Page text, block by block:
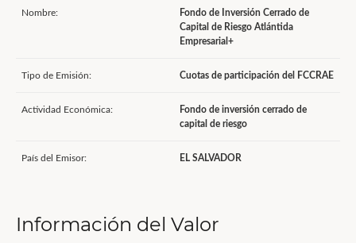
Nombre:
Fondo de Inversión Cerrado de
Capital de Riesgo Atlántida
Empresarial+
Tipo de Emisión: Cuotas de participación del FCCRAE
Actividad Económica:
Fondo de inversión cerrado de
capital de riesgo
País del Emisor: EL SALVADOR
Información del Valor